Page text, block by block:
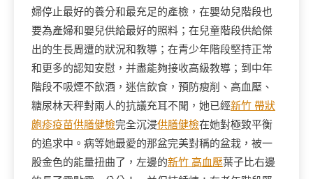
婦停止最好的養分和最充足的產檢，在嬰幼兒階段也
要為產婦和嬰兒供給最好的照料；在兒童階段供給傑
出的生長周遭的狀況和教導；在青少年階段堅持正常
和更多的認知安慰，并盡能夠接收高級教導；到中年
階段不吸煙不飲酒，迷信飲食，預防瘦削、高血壓、
糖尿林天秤對兩人的抗議充耳不聞，她已經新竹 帶狀
皰疹疫苗供膳健檢完全沉浸供膳健檢在她對極致平衡
的追求中。病等她最愛的那盆完美對稱的盆栽，被一
股金色的能量扭曲了，左邊的新竹 高血壓葉子比右邊